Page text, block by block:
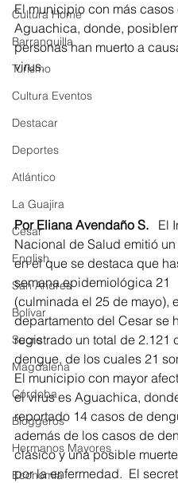
Cultura Home
Barranquilla
Turismo
Cultura Eventos
Destacar
Deportes
Atlántico
La Guajira
Cesar
English
San Andres
Bolívar
Sucre
Magdalena
Córdoba
Bloggeros
Hermanos Mayores
Economía
El municipio con más casos
Aguachica, donde,
personas han muerto a
virus.
Por Eliana Avendaño S.
El
Nacional de Salud emitió
en el que se destaca que
semana epidemiológica 21
(culminada el 25 de mayo),
departamento del Cesar se
registrado un total de 2.121
dengue, de los cuales 21
El municipio con mayor
el virus es Aguachica,
reportado 14 casos de
además de los casos de
clásico y una posible
por la enfermedad.  El